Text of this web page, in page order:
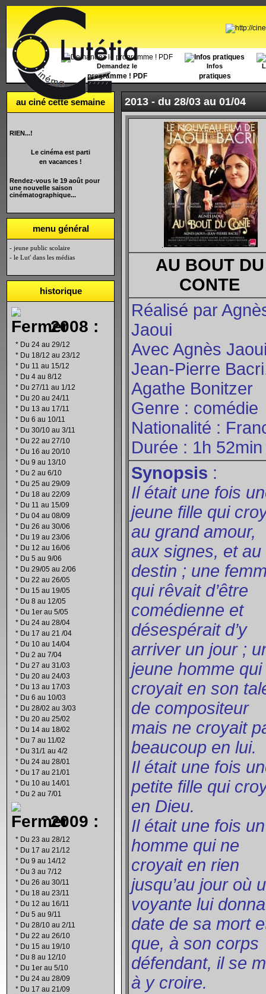
Accueil Demandez le
programme ! PDF
Infos
pratiques
au ciné cette semaine
RIEN...!
Le cinéma est parti
en vacances !
Rendez-vous le 19 août pour
une nouvelle saison
cinématographique...
menu général
- jeune public scolaire
- le Lut' dans les médias
historique
2008 :
* Du 24 au 29/12
* Du 18/12 au 23/12
* Du 11 au 15/12
* Du 4 au 8/12
* Du 27/11 au 1/12
* Du 20 au 24/11
* Du 13 au 17/11
* Du 6 au 10/11
* Du 30/10 au 3/11
* Du 22 au 27/10
* Du 16 au 20/10
* Du 9 au 13/10
* Du 2 au 6/10
* Du 25 au 29/09
* Du 18 au 22/09
* Du 11 au 15/09
* Du 04 au 08/09
* Du 26 au 30/06
* Du 19 au 23/06
* Du 12 au 16/06
* Du 5 au 9/06
* Du 29/05 au 2/06
* Du 22 au 26/05
* Du 15 au 19/05
* Du 8 au 12/05
* Du 1er au 5/05
* Du 24 au 28/04
* Du 17 au 21 /04
* Du 10 au 14/04
* Du 2 au 7/04
* Du 27 au 31/03
* Du 20 au 24/03
* Du 13 au 17/03
* Du 6 au 10/03
* Du 28/02 au 3/03
* Du 20 au 25/02
* Du 14 au 18/02
* Du 7 au 11/02
* Du 31/1 au 4/2
* Du 24 au 28/01
* Du 17 au 21/01
* Du 10 au 14/01
* Du 2 au 7/01
2009 :
* Du 23 au 28/12
* Du 17 au 21/12
* Du 9 au 14/12
* Du 3 au 7/12
* Du 26 au 30/11
* Du 18 au 23/11
* Du 12 au 16/11
* Du 5 au 9/11
* Du 28/10 au 2/11
* Du 22 au 26/10
* Du 15 au 19/10
* Du 8 au 12/10
* Du 1er au 5/10
* Du 24 au 28/09
* Du 17 au 21/09
2013 - du 28/03 au 01/04
.
AU BOUT DU
CONTE
Réalisé par
Jaoui
Avec Agnès
Jean-Pierre
Agathe Bonitzer
Genre : comédie
Nationalité :
Durée : 1h
Synopsis :
Il était une fois
jeune fille qui
au grand amour,
aux signes, et au
destin ; une
qui rêvait d’être
comédienne et
désespérait d’y
arriver un jour ;
jeune homme qui
croyait en son
de compositeur
mais ne croyait
beaucoup en lui.
Il était une fois
petite fille qui
en Dieu.
Il était une fois un
homme qui ne
croyait en rien
jusqu’au jour où
voyante lui
date de sa mort
que, à son corps
défendant, il se
à y croire.